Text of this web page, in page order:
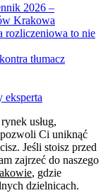
2026 –
Krakowa
rozliczeniowa to nie
tłumacz
eksperta
usług,
Ci uniknąć
Jeśli stoisz przed
zajrzeć do naszego
, gdzie
dzielnicach.